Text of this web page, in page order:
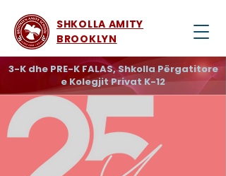
SHKOLLA AMITY
BROOKLYN
3-K dhe PRE-K FALAS, Shkolla Përgatitore
e Kolegjit Privat K-12